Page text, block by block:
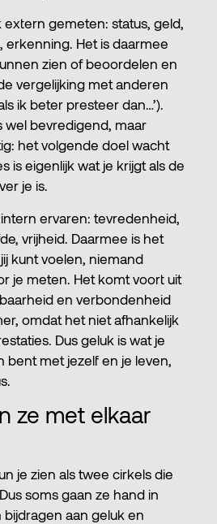
extern gemeten: status, geld,
erkenning. Het is daarmee
zien of beoordelen en
vergelijking met anderen
ik beter presteer dan…’).
wel bevredigend, maar
het volgende doel wacht
is eigenlijk wat je krijgt als de
je is.
ervaren: tevredenheid,
vrijheid. Daarmee is het
kunt voelen, niemand
je meten. Het komt voort uit
en verbondenheid
omdat het niet afhankelijk
Dus geluk is wat je
bent met jezelf en je leven,
ze met elkaar
je zien als twee cirkels die
soms gaan ze hand in
aan geluk en